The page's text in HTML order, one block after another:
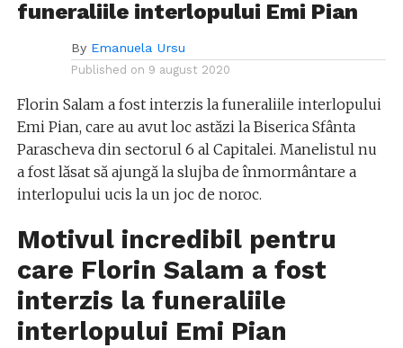
funeraliile interlopului Emi Pian
By Emanuela Ursu
Published on 9 august 2020
Florin Salam a fost interzis la funeraliile interlopului
Emi Pian, care au avut loc astăzi la Biserica Sfânta
Parascheva din sectorul 6 al Capitalei. Manelistul nu
a fost lăsat să ajungă la slujba de înmormântare a
interlopului ucis la un joc de noroc.
Motivul incredibil pentru
care Florin Salam a fost
interzis la funeraliile
interlopului Emi Pian